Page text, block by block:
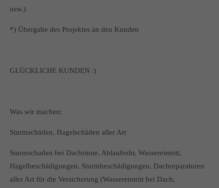
usw.)
*) Übergabe des Projektes an den Kunden
GLÜCKLICHE KUNDEN :)
Was wir machen:
Sturmschäden, Hagelschäden aller Art
Sturmschaden bei Dachrinne, Ablaufrohr, Wassereintritt,
Hagelbeschädigungen, Sturmbeschädigungen, Dachreparaturen
aller Art für die Versicherung (Wassereintritt bei Dach,